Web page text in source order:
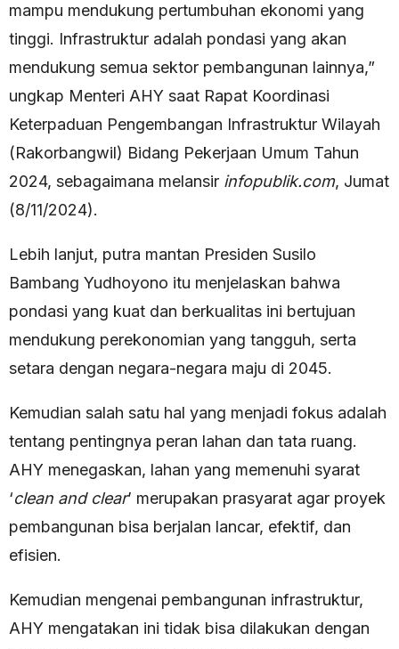
mampu mendukung pertumbuhan ekonomi yang
tinggi. Infrastruktur adalah pondasi yang akan
mendukung semua sektor pembangunan lainnya,”
ungkap Menteri AHY saat Rapat Koordinasi
Keterpaduan Pengembangan Infrastruktur Wilayah
(Rakorbangwil) Bidang Pekerjaan Umum Tahun
2024, sebagaimana melansir infopublik.com, Jumat
(8/11/2024).
Lebih lanjut, putra mantan Presiden Susilo
Bambang Yudhoyono itu menjelaskan bahwa
pondasi yang kuat dan berkualitas ini bertujuan
mendukung perekonomian yang tangguh, serta
setara dengan negara-negara maju di 2045.
Kemudian salah satu hal yang menjadi fokus adalah
tentang pentingnya peran lahan dan tata ruang.
AHY menegaskan, lahan yang memenuhi syarat
‘clean and clear’ merupakan prasyarat agar proyek
pembangunan bisa berjalan lancar, efektif, dan
efisien.
Kemudian mengenai pembangunan infrastruktur,
AHY mengatakan ini tidak bisa dilakukan dengan